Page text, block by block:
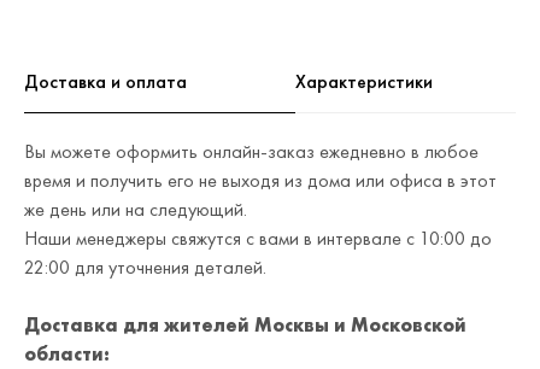
Доставка и оплата Характеристики
Вы можете оформить онлайн-заказ ежедневно в любое
время и получить его не выходя из дома или офиса в этот
же день или на следующий.
Наши менеджеры свяжутся с вами в интервале с 10:00 до
22:00 для уточнения деталей.
Доставка для жителей Москвы и Московской
области: